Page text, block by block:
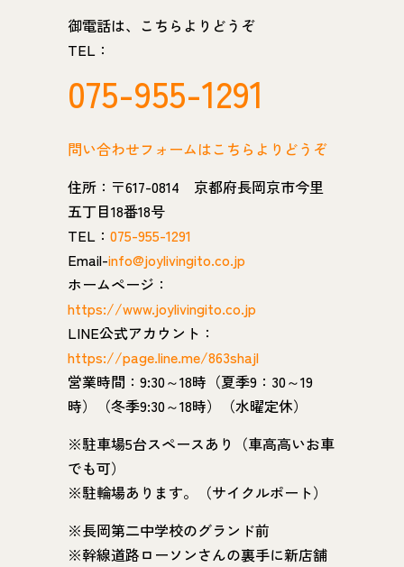
御電話は、こちらよりどうぞ
TEL：
075-955-1291
問い合わせフォームはこちらよりどうぞ
住所：〒617-0814 京都府長岡京市今里
五丁目18番18号
TEL： 075-955-1291
Email-info@joylivingito.co.jp
ホームページ：
https://www.joylivingito.co.jp
LINE公式アカウント：
https://page.line.me/863shajl
営業時間：9:30～18時（夏季9：30～19
時）（冬季9:30～18時）（水曜定休）
※駐車場5台スペースあり（車高高いお車
でも可）
※駐輪場あります。（サイクルポート）
※長岡第二中学校のグランド前
※幹線道路ローソンさんの裏手に新店舗